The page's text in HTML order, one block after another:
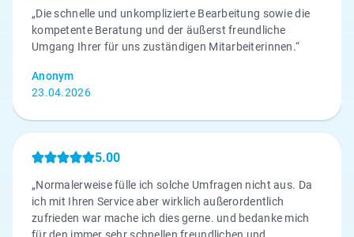
„Die schnelle und unkomplizierte Bearbeitung sowie die
kompetente Beratung und der äußerst freundliche
Umgang Ihrer für uns zuständigen Mitarbeiterinnen.“
Anonym
23.04.2026
5.00
„Normalerweise fülle ich solche Umfragen nicht aus. Da
ich mit Ihren Service aber wirklich außerordentlich
zufrieden war mache ich dies gerne. und bedanke mich